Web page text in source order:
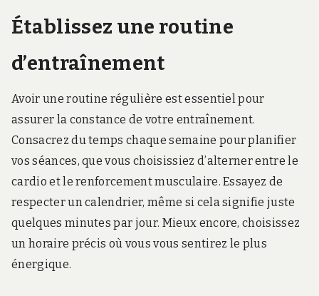
Établissez une routine
d’entraînement
Avoir une routine régulière est essentiel pour
assurer la constance de votre entraînement.
Consacrez du temps chaque semaine pour planifier
vos séances, que vous choisissiez d’alterner entre le
cardio et le renforcement musculaire. Essayez de
respecter un calendrier, même si cela signifie juste
quelques minutes par jour. Mieux encore, choisissez
un horaire précis où vous vous sentirez le plus
énergique.